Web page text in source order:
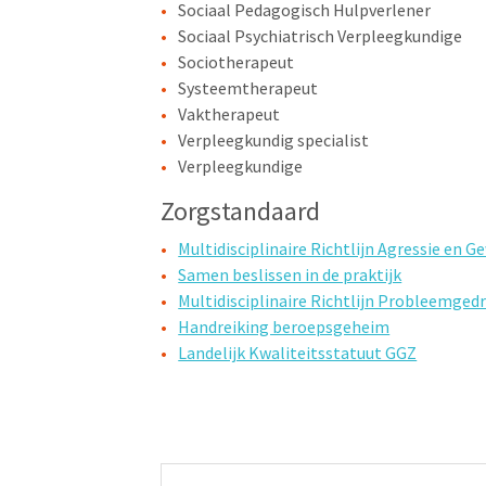
Sociaal Pedagogisch Hulpverlener
Sociaal Psychiatrisch Verpleegkundige
Sociotherapeut
Systeemtherapeut
Vaktherapeut
Verpleegkundig specialist
Verpleegkundige
Zorgstandaard
Multidisciplinaire Richtlijn Agressie en
Samen beslissen in de praktijk
Multidisciplinaire Richtlijn
Handreiking beroepsgeheim
Landelijk Kwaliteitsstatuut GGZ